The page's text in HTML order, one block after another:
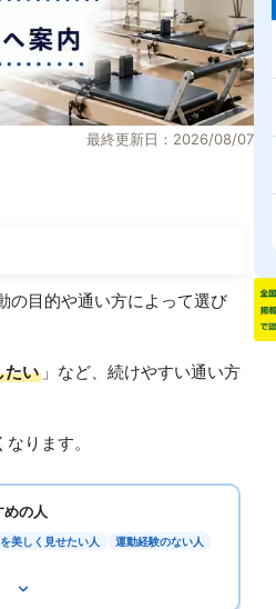
最終更新日：2026/08/07
の目的や通い方によって選び
たい 」など、続けやすい通い方
ります。
の人
美しく見せたい人 運動経験のない人